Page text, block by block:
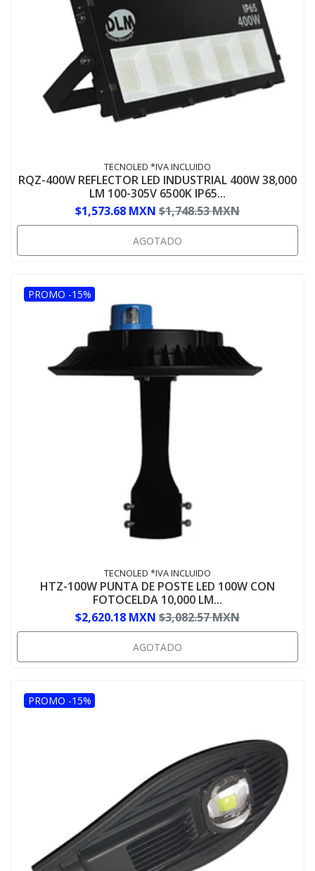
TECNOLED *IVA INCLUIDO
RQZ-400W REFLECTOR LED INDUSTRIAL 400W 38,000
LM 100-305V 6500K IP65...
$1,573.68 MXN $1,748.53 MXN
AGOTADO
PROMO -15%
TECNOLED *IVA INCLUIDO
HTZ-100W PUNTA DE POSTE LED 100W CON
FOTOCELDA 10,000 LM...
$2,620.18 MXN $3,082.57 MXN
AGOTADO
PROMO -15%